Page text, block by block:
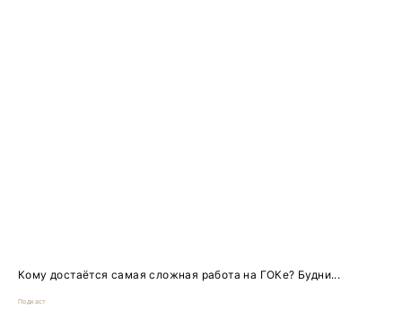
Кому достаётся самая сложная работа на ГОКе? Будни...
Подкаст